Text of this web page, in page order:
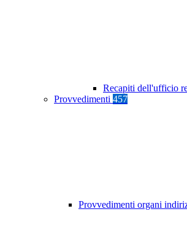
Recapiti dell'ufficio
Provvedimenti 457
Provvedimenti organi